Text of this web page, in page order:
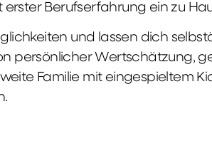
Berufserfahrung ein zu
und lassen dich
persönlicher Wertschätzung,
Familie mit eingespieltem